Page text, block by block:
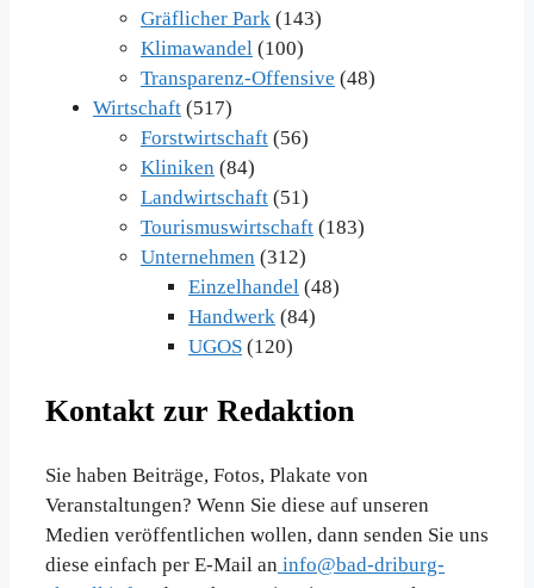
Gräflicher Park (143)
Klimawandel (100)
Transparenz-Offensive (48)
Wirtschaft (517)
Forstwirtschaft (56)
Kliniken (84)
Landwirtschaft (51)
Tourismuswirtschaft (183)
Unternehmen (312)
Einzelhandel (48)
Handwerk (84)
UGOS (120)
Kontakt zur Redaktion
Sie haben Beiträge, Fotos, Plakate von
Veranstaltungen? Wenn Sie diese auf unseren
Medien veröffentlichen wollen, dann senden Sie uns
diese einfach per E-Mail an info@bad-driburg-